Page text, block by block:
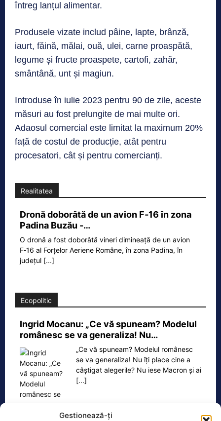
Gestionează-ți
întreg lanțul alimentar.
Produsele vizate includ pâine, lapte, brânză,
iaurt, făină, mălai, ouă, ulei, carne proaspătă,
legume și fructe proaspete, cartofi, zahăr,
smântână, unt și magiun.
Introduse în iulie 2023 pentru 90 de zile, aceste
măsuri au fost prelungite de mai multe ori.
Adaosul comercial este limitat la maximum 20%
față de costul de producție, atât pentru
procesatori, cât și pentru comercianți.
Realitatea
Dronă doborâtă de un avion F‑16 în zona
Padina Buzău -…
O dronă a fost doborâtă vineri dimineață de un avion
F‑16 al Forțelor Aeriene Române, în zona Padina, în
județul [...]
Ecopolitic
Ingrid Mocanu: „Ce vă spuneam? Modelul
românesc se va generaliza! Nu…
„Ce vă spuneam? Modelul românesc
se va generaliza! Nu îți place cine a
câștigat alegerile? Nu iese Macron și ai
[...]